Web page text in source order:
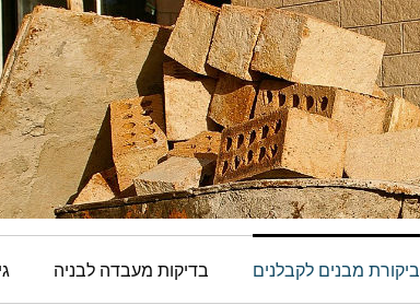
ביקורת מבנים לקבלנים בדיקות מעבדה לבניה